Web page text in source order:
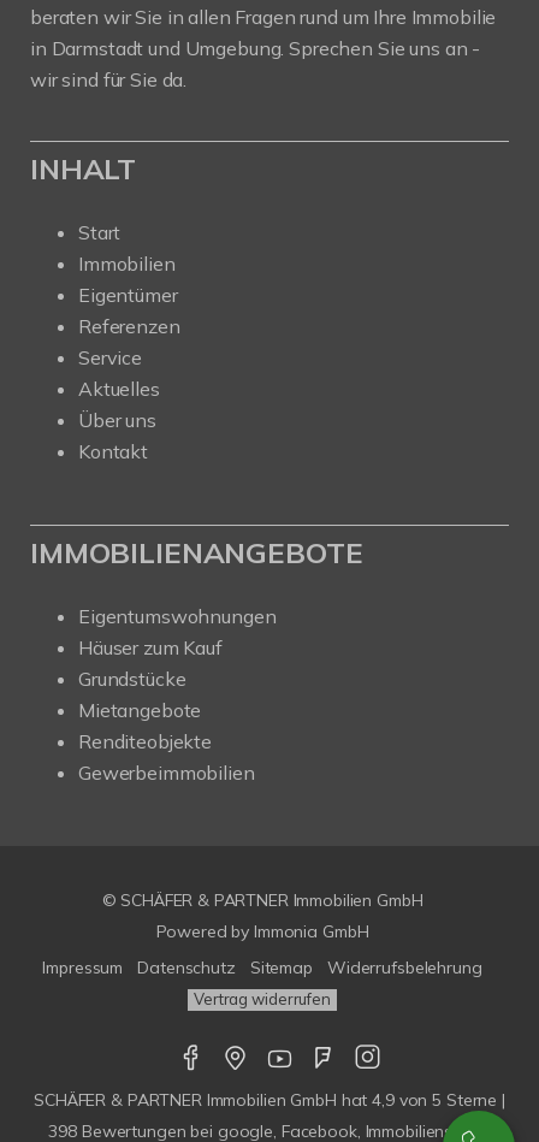
beraten wir Sie in allen Fragen rund um Ihre Immobilie
in Darmstadt und Umgebung. Sprechen Sie uns an -
wir sind für Sie da.
INHALT
Start
Immobilien
Eigentümer
Referenzen
Service
Aktuelles
Über uns
Kontakt
IMMOBILIENANGEBOTE
Eigentumswohnungen
Häuser zum Kauf
Grundstücke
Mietangebote
Renditeobjekte
Gewerbeimmobilien
© SCHÄFER & PARTNER Immobilien GmbH
Powered by Immonia GmbH
Impressum
Datenschutz Sitemap Widerrufsbelehrung
Vertrag widerrufen
SCHÄFER & PARTNER Immobilien GmbH hat4,9von5 Sterne |
398 Bewertungen bei google, Facebook, Immobilienscout,